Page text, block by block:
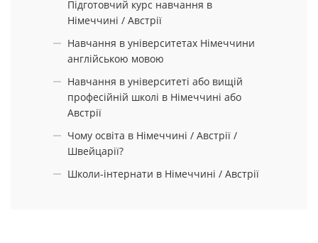
Підготовчий курс навчання в
Німеччині / Австрії
Навчання в університетах Німеччини
англійською мовою
Навчання в університеті або вищій
професійній школі в Німеччині або
Австрії
Чому освіта в Німеччині / Австрії /
Швейцарії?
Школи-інтернати в Німеччині / Австрії